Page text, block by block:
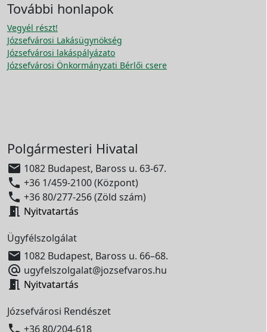
További honlapok
Vegyél részt!
Józsefvárosi Lakásügynökség
Józsefvárosi lakáspályázato
Józsefvárosi Önkormányzati Bérlői csere
Polgármesteri Hivatal
 1082 Budapest, Baross u. 63-67.
 +36 1/459-2100 (Központ)
 +36 80/277-256 (Zöld szám)
 Nyitvatartás
Ügyfélszolgálat
 1082 Budapest, Baross u. 66–68.
 ugyfelszolgalat@jozsefvaros.hu
 Nyitvatartás
Józsefvárosi Rendészet
 +36 80/204-618